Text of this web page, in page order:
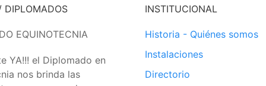
DIPLOMADOS
EQUINOTECNIA
YA!!! el Diplomado en
nos brinda las
INSTITUCIONAL
Historia - Quiénes somos
Instalaciones
Directorio